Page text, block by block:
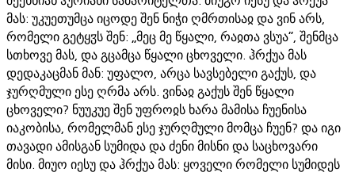
მას: უკუეთუმცა იცოდე შენ ნიჭი ღმრთისაჲ და ვინ არს,
რომელი გეტყჳს შენ: „მეც მე წყალი, რაჲთა ვსუა“, შენმცა
სთხოვე მას, და გცამცა წყალი ცხოველი. ჰრქუა მას
დედაკაცმან მან: უფალო, არცა სავსებელი გაქუს, და
ჯურღმული ესე ღრმა არს. ვინაჲ გაქუს შენ წყალი
ცხოველი? ნუუკუე შენ უფროჲს ხარა მამისა ჩუენისა
იაკობისა, რომელმან ესე ჯურღმული მომცა ჩუენ? და იგი
თავადი ამისგან სუმიდა და ძენი მისნი და საცხოვარი
მისი. მიუო იესუ და ჰრქუა მას: ყოველი რომელი სუმიდეს